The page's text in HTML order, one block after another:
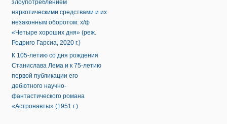
злоупотреблением
наркотическими средствами и их
незаконным оборотом: х/ф
«Четыре хороших дня» (реж.
Родриго Гарсиа, 2020 г.)
К 105-летию со дня рождения
Станислава Лема и к 75-летию
первой публикации его
дебютного научно-
фантастического романа
«Астронавты» (1951 г.)